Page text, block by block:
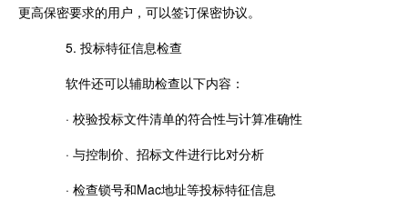
更高保密要求的用户，可以签订保密协议。
5. 投标特征信息检查
软件还可以辅助检查以下内容：
· 校验投标文件清单的符合性与计算准确性
· 与控制价、招标文件进行比对分析
· 检查锁号和Mac地址等投标特征信息